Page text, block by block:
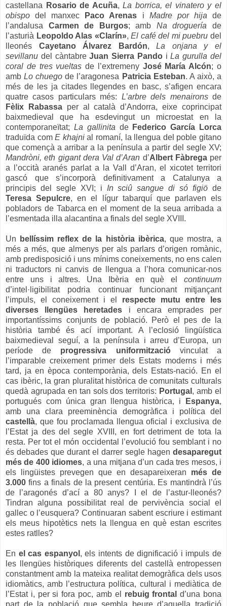
castellana
Rosario de Acuña,La borrica, el vinatero y el
obispo del manxec Paco Arenas i Madre por hija de
l’andalusa Carmen de Burgos; amb Na drogueríade
l’asturià Leopoldo Alas «Clarín», El café del mi puebru del
lleonés Cayetano Álvarez Bardón,La onjana y el
sevillanu del càntabreJuan Sierra PandoiLa gurulla del
coral de tres vueltas de l’extremeny José María Alcón; o
ambLo chuego de l’aragonesa Patricia Esteban. A això, a
més de les ja citades llegendes en basc, s’afigen encara
quatre casos particulars més: L’arbre dels menaironsde
Fèlix Rabassaper al català d’Andorra, eixe coprincipat
baixmedieval que ha esdevingut un microestat en la
contemporaneïtat; La gallinita de Federico García Lorca
traduïda comE khajnial romaní, la llengua del poble gitano
que començà a arribar a la península a partir del segle XV;
Mandròni, eth gigant dera Val d’Aran d’Albert Fàbregaper
a l’occità aranés parlat a la Vall d’Aran, el xicotet territori
gascó que s’incorporà definitivament a Catalunya a
principis del segle XVI; i In sciû sangue di só figiö de
Teresa Sepulcre, en el lígur tabarquí que parlaven els
pobladors de Tabarca en el moment de la seua arribada a
l’esmentada illa alacantina a finals del segle XVIII.
Un bellíssim reflex de la història ibèrica, que mostra, a
més a més, que almenys per als parlars d’origen romànic,
amb predisposició i uns mínims coneixements, no ens calen
ni traductors ni canvis de llengua a l’hora comunicar-nos
entre uns i altres. Una Ibèria en què el continuum
d’intel·ligibilitat podria continuar funcionant mitjançant
l’impuls, el coneixement i el respecte mutu entre les
diverses llengües heretades i encara emprades per
importantíssims conjunts de població. Però el pes de la
història també és ací important. A l’eclosió lingüística
baixmedieval seguí, a la península i arreu d’Europa, un
període de progressiva uniformitzacióvinculat a
l’imparable creixement primer dels Estats moderns i més
tard, ja en època contemporània, dels Estats-nació. En el
cas ibèric, la gran pluralitat històrica de comunitats culturals
quedà agrupada en tan sols dos territoris: Portugal , amb el
portugués com única gran llengua històrica, i
Espanya,
amb una clara preeminència demogràfica i política del
castellà, que fou proclamada llengua oficial i exclusiva de
l’Estat ja des del segle XVIII, en fort detriment de tota la
resta. Per tot el món occidental l’evolució fou semblant i no
és debades que durant el darrer segle hagen desaparegut
més de 400 idiomes, a una mitjana d’un cada tres mesos, i
els lingüistes prevegen que en desapareixeran més de
3.000 fins a finals de la present centúria. Es mantindrà l’ús
de l’aragonés d’ací a 80 anys? I el de l’astur-lleonés?
Tindran alguna possibilitat real de pervivència social el
gallec o l’eusquera? Continuaran sabent escriure i estimant
els meus hipotètics nets la llengua en què estan escrites
estes ratlles?
En el cas espanyol , els intents de dignificació i impuls de
les llengües històriques diferents del castellà entropessen
constantment amb la mateixa realitat demogràfica dels usos
idiomàtics, amb l’estructura política, cultural i mediàtica de
l’Estat i, per si fora poc, amb el rebuig frontal d’una bona
part de la població que sembla beure d’aquella tradició